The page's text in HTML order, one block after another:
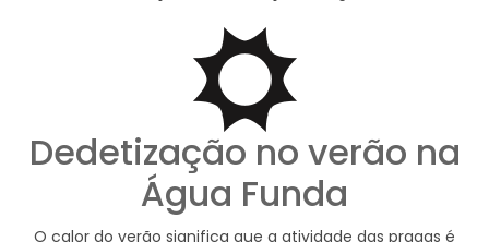
Dedetização no verão na
Água Funda
O calor do verão significa que a atividade das pragas é